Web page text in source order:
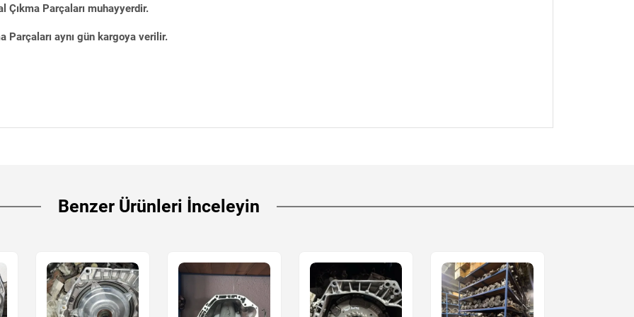
Parçaları muhayyerdir.
Parçaları aynı gün kargoya verilir.
Benzer Ürünleri İnceleyin